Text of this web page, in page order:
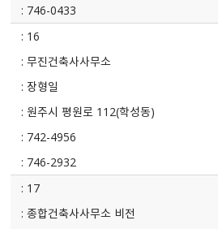
746-0433
16
무진건축사사무소
장형일
원주시 평원로 112(학성동)
742-4956
746-2932
17
종합건축사사무소 비전